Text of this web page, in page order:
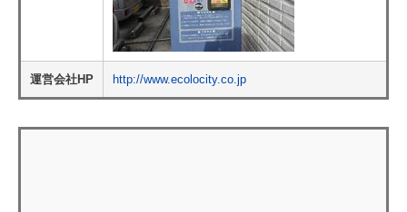
運営会社HP http://www.ecolocity.co.jp